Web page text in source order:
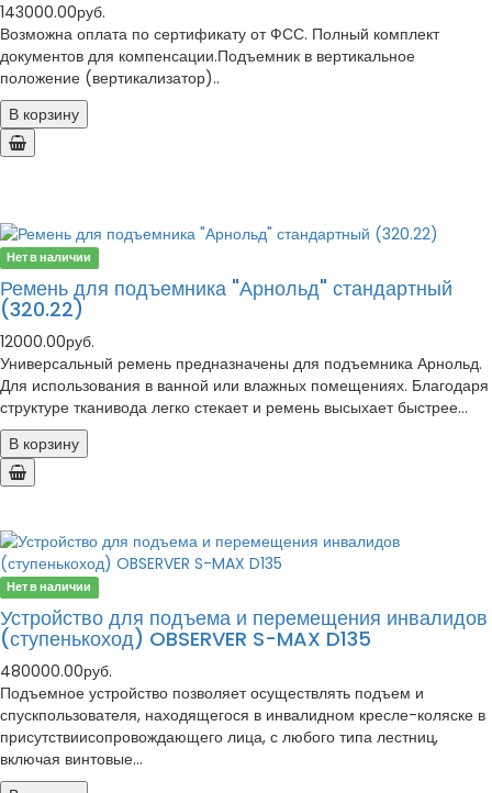
143000.00руб.
Возможна оплата по сертификату от ФСС. Полный комплект
документов для компенсации.Подъемник в вертикальное
положение (вертикализатор)..
В корзину
Нет в наличии
Ремень для подъемника "Арнольд" стандартный
(320.22)
12000.00руб.
Универсальный ремень предназначены для подъемника Арнольд.
Для использования в ванной или влажных помещениях. Благодаря
структуре тканивода легко стекает и ремень высыхает быстрее...
В корзину
Нет в наличии
Устройство для подъема и перемещения инвалидов
(ступенькоход) OBSERVER S-MAX D135
480000.00руб.
Подъемное устройство позволяет осуществлять подъем и
спускпользователя, находящегося в инвалидном кресле-коляске в
присутствиисопровождающего лица, с любого типа лестниц,
включая винтовые...